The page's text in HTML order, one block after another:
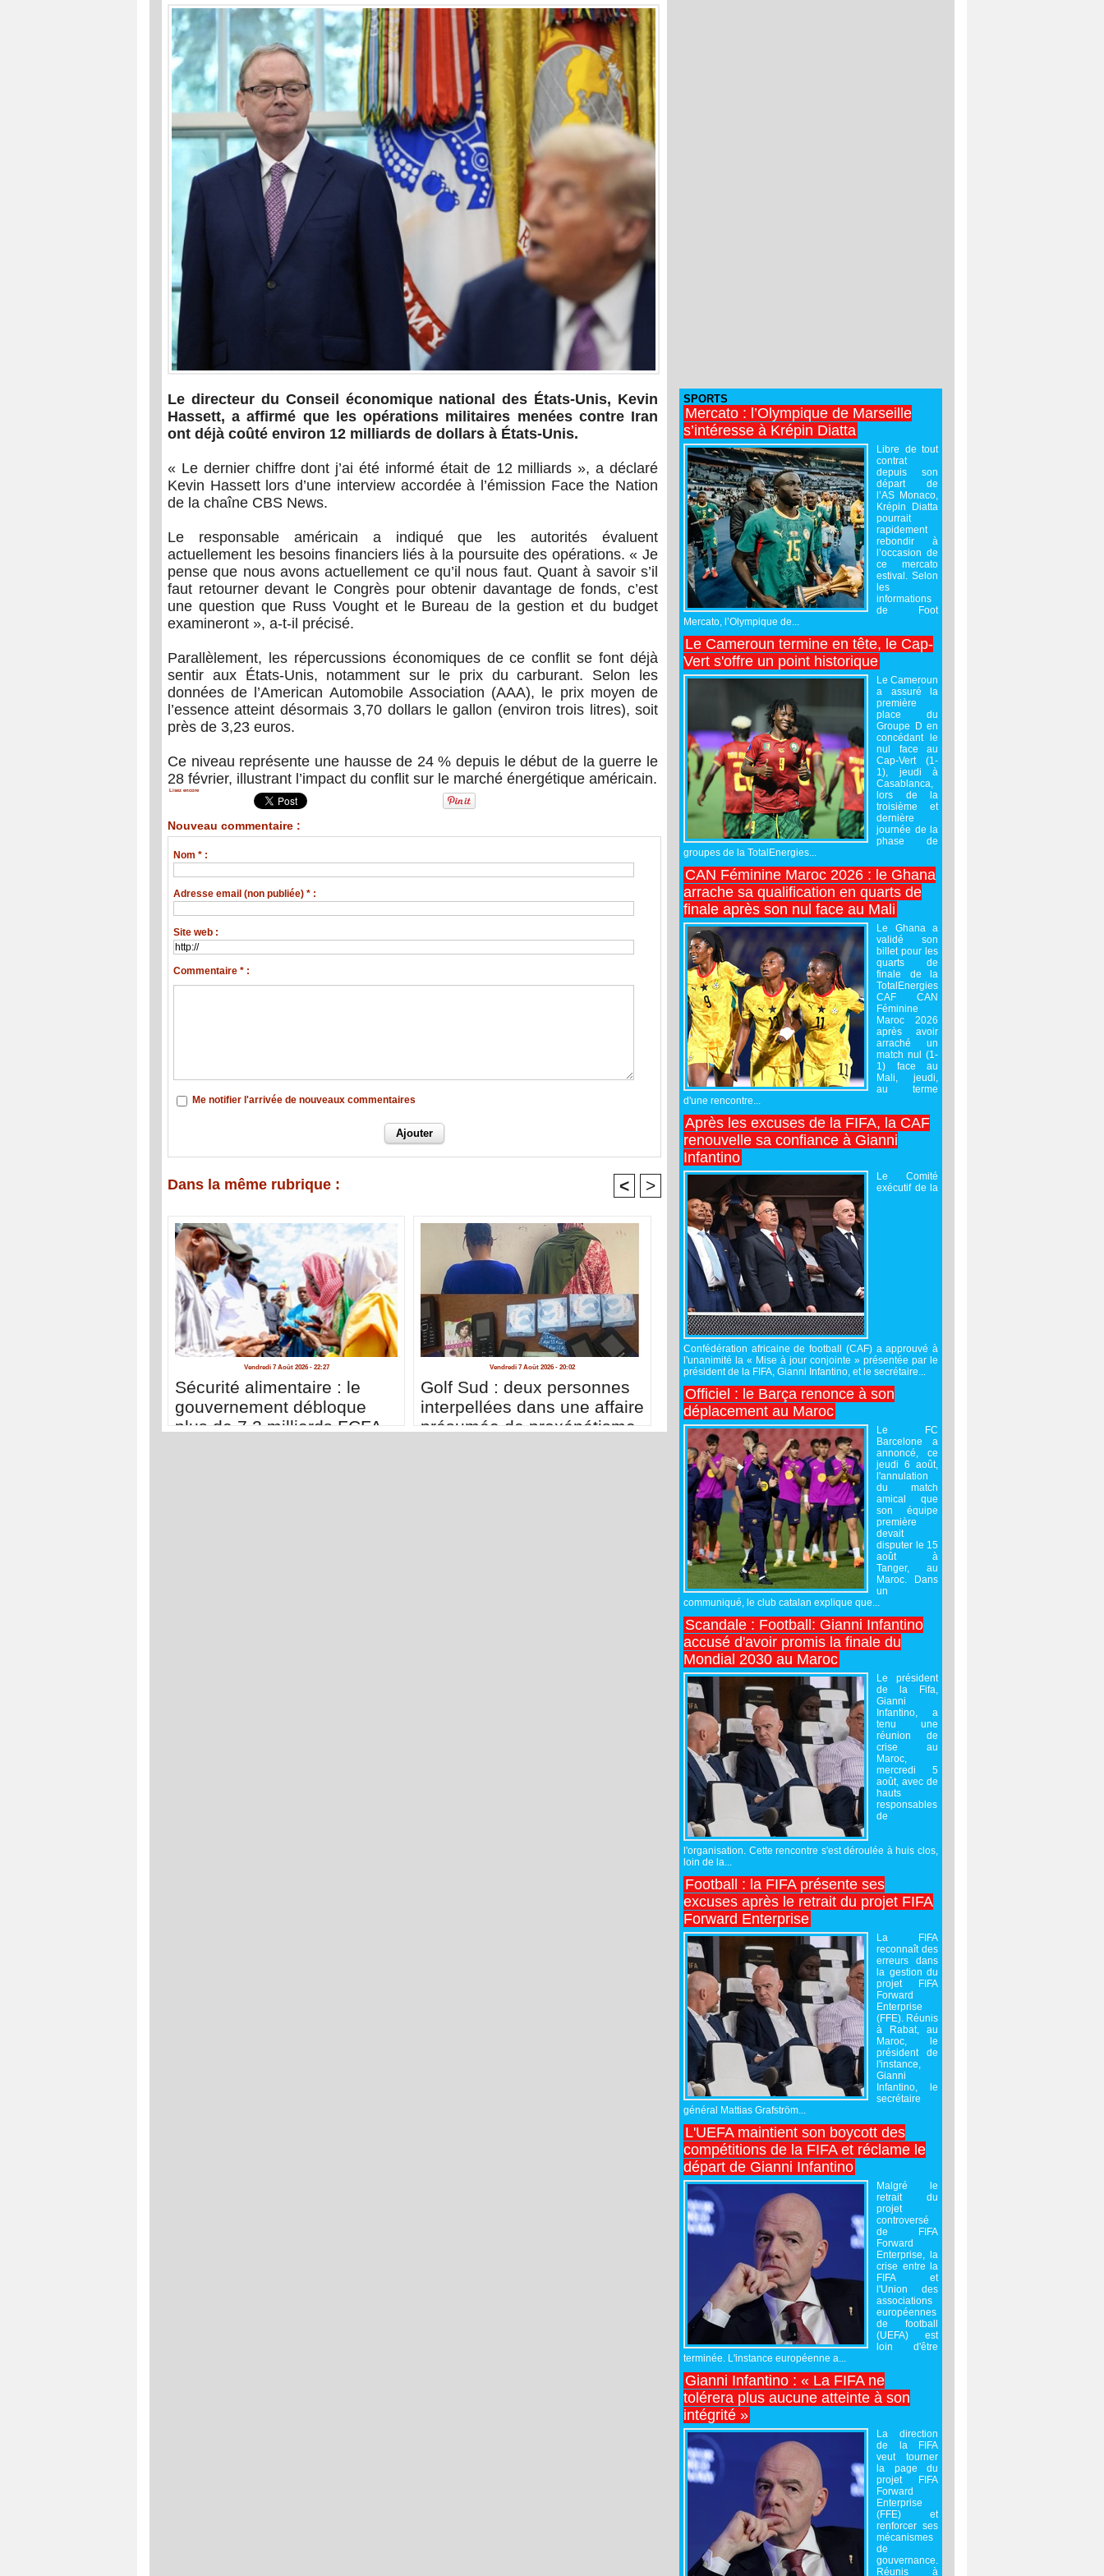
Le directeur du Conseil économique national des États-Unis, Kevin
Hassett, a affirmé que les opérations militaires menées contre Iran
ont déjà coûté environ 12 milliards de dollars à États-Unis.
« Le dernier chiffre dont j’ai été informé était de 12 milliards », a déclaré
Kevin Hassett lors d’une interview accordée à l’émission Face the Nation
de la chaîne CBS News.
Le responsable américain a indiqué que les autorités évaluent
actuellement les besoins financiers liés à la poursuite des opérations. « Je
pense que nous avons actuellement ce qu’il nous faut. Quant à savoir s’il
faut retourner devant le Congrès pour obtenir davantage de fonds, c’est
une question que Russ Vought et le Bureau de la gestion et du budget
examineront », a-t-il précisé.
Parallèlement, les répercussions économiques de ce conflit se font déjà
sentir aux États-Unis, notamment sur le prix du carburant. Selon les
données de l’American Automobile Association (AAA), le prix moyen de
l’essence atteint désormais 3,70 dollars le gallon (environ trois litres), soit
près de 3,23 euros.
Ce niveau représente une hausse de 24 % depuis le début de la guerre le
28 février, illustrant l’impact du conflit sur le marché énergétique américain.
Lisez encore
Nouveau commentaire :
Nom * :
Adresse email (non publiée) * :
Site web :
Commentaire * :
Me notifier l'arrivée de nouveaux commentaires
Dans la même rubrique : < >
Vendredi 7 Août 2026 - 22:27
Sécurité alimentaire : le
gouvernement débloque
plus de 7,2 milliards FCFA
Vendredi 7 Août 2026 - 20:02
Golf Sud : deux personnes
interpellées dans une affaire
présumée de proxénétisme
SPORTS
Mercato : l’Olympique de Marseille
s’intéresse à Krépin Diatta
Libre de tout
contrat
depuis son
départ de
l’AS Monaco,
Krépin Diatta
pourrait
rapidement
rebondir à
l’occasion de
ce mercato
estival. Selon
les
informations
de Foot
Mercato, l’Olympique de...
Le Cameroun termine en tête, le Cap-
Vert s'offre un point historique
Le Cameroun
a assuré la
première
place du
Groupe D en
concédant le
nul face au
Cap-Vert (1-
1), jeudi à
Casablanca,
lors de la
troisième et
dernière
journée de la
phase de
groupes de la TotalEnergies...
CAN Féminine Maroc 2026 : le Ghana
arrache sa qualification en quarts de
finale après son nul face au Mali
Le Ghana a
validé son
billet pour les
quarts de
finale de la
TotalEnergies
CAF CAN
Féminine
Maroc 2026
après avoir
arraché un
match nul (1-
1) face au
Mali, jeudi,
au terme
d'une rencontre...
Après les excuses de la FIFA, la CAF
renouvelle sa confiance à Gianni
Infantino
Le Comité
exécutif de la
Confédération africaine de football (CAF) a approuvé à
l'unanimité la « Mise à jour conjointe » présentée par le
président de la FIFA, Gianni Infantino, et le secrétaire...
Officiel : le Barça renonce à son
déplacement au Maroc
Le FC
Barcelone a
annoncé, ce
jeudi 6 août,
l'annulation
du match
amical que
son équipe
première
devait
disputer le 15
août à
Tanger, au
Maroc. Dans
un
communiqué, le club catalan explique que...
Scandale : Football: Gianni Infantino
accusé d'avoir promis la finale du
Mondial 2030 au Maroc
Le président
de la Fifa,
Gianni
Infantino, a
tenu une
réunion de
crise au
Maroc,
mercredi 5
août, avec de
hauts
responsables
de
l'organisation. Cette rencontre s'est déroulée à huis clos,
loin de la...
Football : la FIFA présente ses
excuses après le retrait du projet FIFA
Forward Enterprise
La FIFA
reconnaît des
erreurs dans
la gestion du
projet FIFA
Forward
Enterprise
(FFE). Réunis
à Rabat, au
Maroc, le
président de
l'instance,
Gianni
Infantino, le
secrétaire
général Mattias Grafström...
L'UEFA maintient son boycott des
compétitions de la FIFA et réclame le
départ de Gianni Infantino
Malgré le
retrait du
projet
controversé
de FIFA
Forward
Enterprise, la
crise entre la
FIFA et
l'Union des
associations
européennes
de football
(UEFA) est
loin d'être
terminée. L'instance européenne a...
Gianni Infantino : « La FIFA ne
tolérera plus aucune atteinte à son
intégrité »
La direction
de la FIFA
veut tourner
la page du
projet FIFA
Forward
Enterprise
(FFE) et
renforcer ses
mécanismes
de
gouvernance.
Réunis à